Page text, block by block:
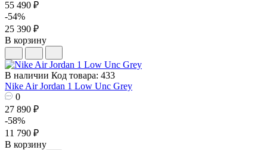
55 490 ₽
-54%
25 390 ₽
В корзину
В наличии Код товара: 433
Nike Air Jordan 1 Low Unc Grey
0
27 890 ₽
-58%
11 790 ₽
В корзину